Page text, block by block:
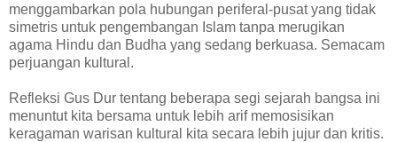
menggambarkan pola hubungan periferal-pusat yang tidak
simetris untuk pengembangan Islam tanpa merugikan
agama Hindu dan Budha yang sedang berkuasa. Semacam
perjuangan kultural.
Refleksi Gus Dur tentang beberapa segi sejarah bangsa ini
menuntut kita bersama untuk lebih arif memosisikan
keragaman warisan kultural kita secara lebih jujur dan kritis.